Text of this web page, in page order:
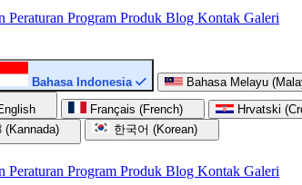
Peraturan Program Produk Blog Kontak Galeri
Bahasa Indonesia Bahasa Melayu
Français (French) Hrvatski
(Kannada) 한국어 (Korean)
Peraturan Program Produk Blog Kontak Galeri